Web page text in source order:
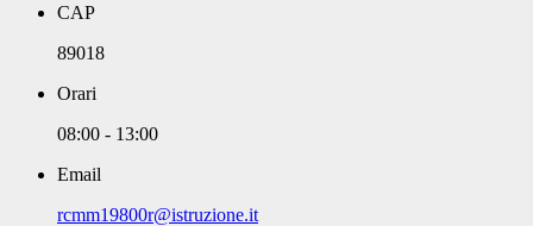
CAP
89018
Orari
08:00 - 13:00
Email
rcmm19800r@istruzione.it